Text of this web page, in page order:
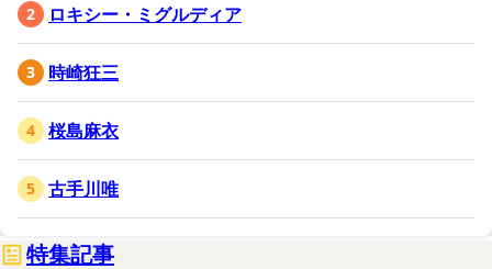
ロキシー・ミグルディア
時崎狂三
桜島麻衣
古手川唯
特集記事